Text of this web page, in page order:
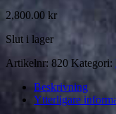
2,800.00 kr
Slut i lager
Artikelnr: 820 Kategori:
Beskrivning
Ytterligare